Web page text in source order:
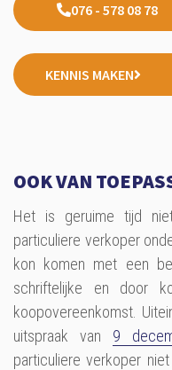
076 - 578 08 78
KENNIS MAKEN
OOK VAN
Het is geruime tijd
particuliere verkoper
kon komen met een
schriftelijke en door
koopovereenkomst.
uitspraak van 9
particuliere verkoper